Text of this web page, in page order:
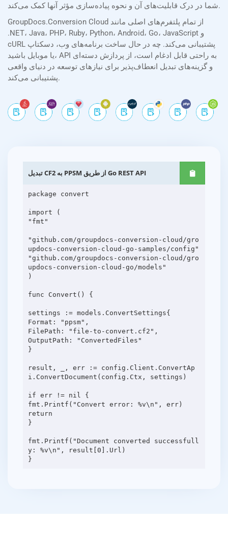
شما در درک قابلیت‌های آن و نحوه پیاده‌سازی مؤثر آنها کمک می‌کند.
GroupDocs.Conversion Cloud از تمام پلتفرم‌های اصلی مانند
.NET، Java، PHP، Ruby، Python، Android، Go، JavaScript و
cURL پشتیبانی می‌کند. چه در حال ساخت برنامه‌های وب، دسکتاپ
یا موبایل باشید، API به راحتی قابل ادغام است، از پردازش دسته‌ای
و گزینه‌های تبدیل انعطاف‌پذیر برای نیازهای توسعه در دنیای واقعی
پشتیبانی می‌کند.
تبدیل CF2 به PPSM از طریق Go REST API
package convert
import (
"fmt"
"github.com/groupdocs-conversion-cloud/gro
updocs-conversion-cloud-go-samples/config"
"github.com/groupdocs-conversion-cloud/gro
updocs-conversion-cloud-go/models"
)
func Convert() {
settings := models.ConvertSettings{
Format: "ppsm",
FilePath: "file-to-convert.cf2",
OutputPath: "ConvertedFiles"
}
result, _, err := config.Client.ConvertAp
i.ConvertDocument(config.Ctx, settings)
if err != nil {
fmt.Printf("Convert error: %v\n", err)
return
}
fmt.Printf("Document converted successfull
y: %v\n", result[0].Url)